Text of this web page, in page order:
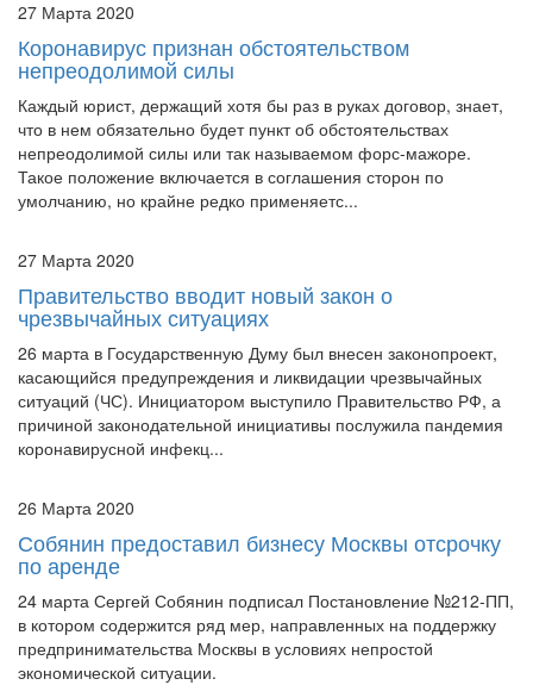
Коронавирус признан обстоятельством
непреодолимой силы
Каждый юрист, держащий хотя бы раз в руках договор, знает,
что в нем обязательно будет пункт об обстоятельствах
непреодолимой силы или так называемом форс-мажоре.
Такое положение включается в соглашения сторон по
Правительство вводит новый закон о
чрезвычайных ситуациях
26 марта в Государственную Думу был внесен законопроект,
касающийся предупреждения и ликвидации чрезвычайных
ситуаций (ЧС). Инициатором выступило Правительство РФ, а
причиной законодательной инициативы послужила пандемия
26 Марта 2020
Собянин предоставил бизнесу Москвы отсрочку
по аренде
24 марта Сергей Собянин подписал Постановление №212-ПП,
в котором содержится ряд мер, направленных на поддержку
предпринимательства Москвы в условиях непростой